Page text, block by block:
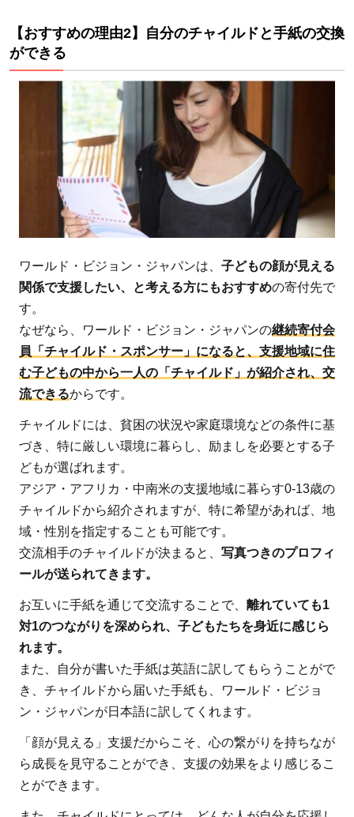
って
どん
な活
2.1
子ど
けで
なく
を支
援し
貧困
の連
断
絶。
約15
年間
支え
続け
るチ
ャイ
ル
ド・
ンサ
ワー
ル
ド・
ビジ
【おすすめの理由2】自分のチャイルドと手紙の交換
ができる
ワールド・ビジョン・ジャパンは、 子どもの顔が見える
関係で支援したい、と考える方にもおすすめの寄付先で
す。
なぜなら、ワールド・ビジョン・ジャパンの継続寄付会
員「チャイルド・スポンサー」になると、支援地域に住
む子どもの中から一人の「チャイルド」が紹介され、交
流できるからです。
チャイルドには、貧困の状況や家庭環境などの条件に基
づき、特に厳しい環境に暮らし、励ましを必要とする子
どもが選ばれます。
アジア・アフリカ・中南米の支援地域に暮らす0-13歳の
チャイルドから紹介されますが、特に希望があれば、地
域・性別を指定することも可能です。
交流相手のチャイルドが決まると、 写真つきのプロフィ
ールが送られてきます。
お互いに手紙を通じて交流することで、 離れていても1
対1のつながりを深められ、子どもたちを身近に感じら
れます。
また、自分が書いた手紙は英語に訳してもらうことがで
き、チャイルドから届いた手紙も、ワールド・ビジョ
ン・ジャパンが日本語に訳してくれます。
「顔が見える」支援だからこそ、心の繋がりを持ちなが
ら成長を見守ることができ、支援の効果をより感じるこ
とができます。